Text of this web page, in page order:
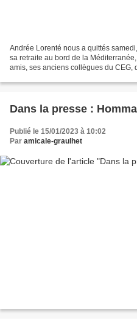
Andrée Lorenté nous a quittés
sa retraite au bord de la
amis, ses anciens collègues du CEG,
Dans la presse :
Publié le 15/01/2023 à 10:02
Par amicale-graulhet